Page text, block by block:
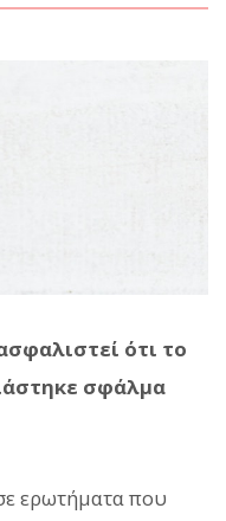
ότι το
σφάλμα
ερωτήματα που